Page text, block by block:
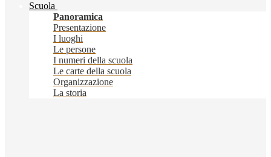
Scuola
Panoramica
Presentazione
I luoghi
Le persone
I numeri della scuola
Le carte della scuola
Organizzazione
La storia